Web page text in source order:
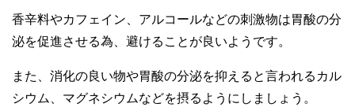
香辛料やカフェイン、アルコールなどの刺激物は胃酸の分
泌を促進させる為、避けることが良いようです。
また、消化の良い物や胃酸の分泌を抑えると言われるカル
シウム、マグネシウムなどを摂るようにしましょう。